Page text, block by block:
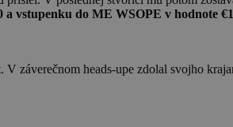
a vstupenku do ME WSOPE v hodnote
záverečnom heads-upe zdolal svojho